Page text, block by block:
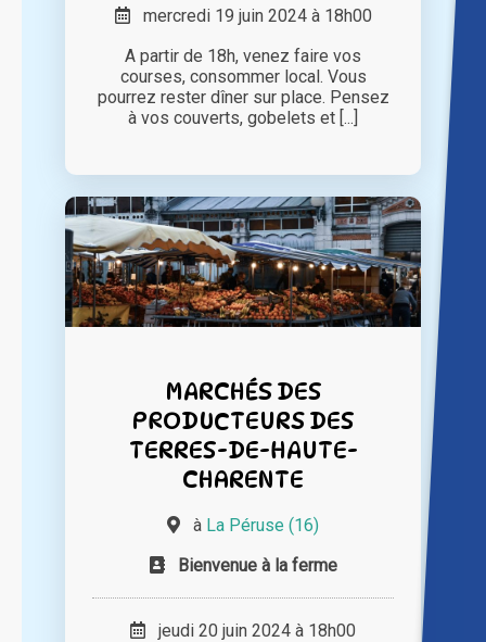
mercredi 19 juin 2024 à 18h00
A partir de 18h, venez faire vos
courses, consommer local. Vous
pourrez rester dîner sur place. Pensez
à vos couverts, gobelets et [...]
MARCHÉS DES
PRODUCTEURS DES
TERRES-DE-HAUTE-
CHARENTE
à La Péruse (16)
Bienvenue à la ferme
jeudi 20 juin 2024 à 18h00